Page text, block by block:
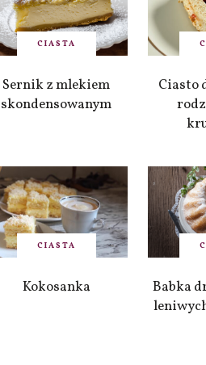
CIASTA
Sernik z mlekiem
skondensowanym
Ciasto
CIASTA
Kokosanka
Babka